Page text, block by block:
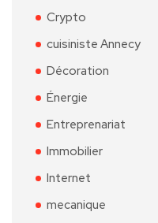
Crypto
cuisiniste Annecy
Décoration
Énergie
Entreprenariat
Immobilier
Internet
mecanique